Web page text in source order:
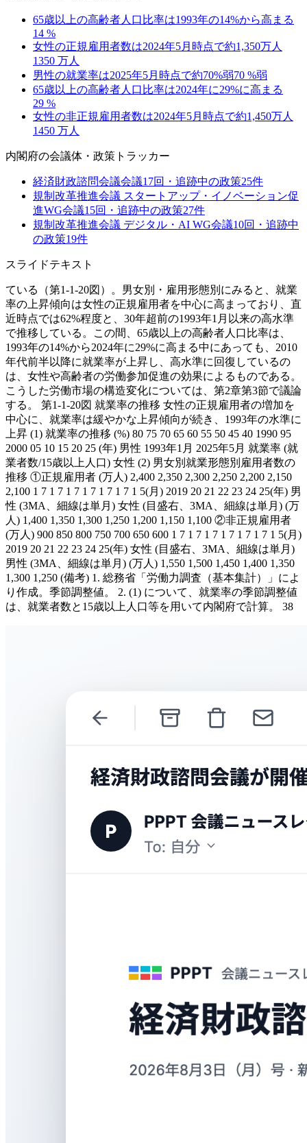
65歳以上の高齢者人口比率は1993年の14%から高まる
14 %
女性の正規雇用者数は2024年5月時点で約1,350万人
1350 万人
男性の就業率は2025年5月時点で約70%弱70 %弱
65歳以上の高齢者人口比率は2024年に29%に高まる
29 %
女性の非正規雇用者数は2024年5月時点で約1,450万人
1450 万人
内閣府の会議体・政策トラッカー
経済財政諮問会議会議17回・追跡中の政策25件
規制改革推進会議 スタートアップ・イノベーション促
進WG会議15回・追跡中の政策27件
規制改革推進会議 デジタル・AI WG会議10回・追跡中
の政策19件
スライドテキスト
ている（第1-1-20図）。男女別・雇用形態別にみると、就業
率の上昇傾向は女性の正規雇用者を中心に高まっており、直
近時点では62%程度と、30年超前の1993年1月以来の高水準
で推移している。この間、65歳以上の高齢者人口比率は、
1993年の14%から2024年に29%に高まる中にあっても、2010
年代前半以降に就業率が上昇し、高水準に回復しているの
は、女性や高齢者の労働参加促進の効果によるものである。
こうした労働市場の構造変化については、第2章第3節で議論
する。 第1-1-20図 就業率の推移 女性の正規雇用者の増加を
中心に、就業率は緩やかな上昇傾向が続き、1993年の水準に
上昇 (1) 就業率の推移 (%) 80 75 70 65 60 55 50 45 40 1990 95
2000 05 10 15 20 25 (年) 男性 1993年1月 2025年5月 就業率 (就
業者数/15歳以上人口) 女性 (2) 男女別就業形態別雇用者数の
推移 ①正規雇用者 (万人) 2,400 2,350 2,300 2,250 2,200 2,150
2,100 1 7 1 7 1 7 1 7 1 7 1 7 1 5(月) 2019 20 21 22 23 24 25(年) 男
性 (3MA、細線は単月) 女性 (目盛右、3MA、細線は単月) (万
人) 1,400 1,350 1,300 1,250 1,200 1,150 1,100 ②非正規雇用者
(万人) 900 850 800 750 700 650 600 1 7 1 7 1 7 1 7 1 7 1 7 1 5(月)
2019 20 21 22 23 24 25(年) 女性 (目盛右、3MA、細線は単月)
男性 (3MA、細線は単月) (万人) 1,550 1,500 1,450 1,400 1,350
1,300 1,250 (備考) 1. 総務省「労働力調査（基本集計）」によ
り作成。季節調整値。 2. (1) について、就業率の季節調整値
は、就業者数と15歳以上人口等を用いて内閣府で計算。 38